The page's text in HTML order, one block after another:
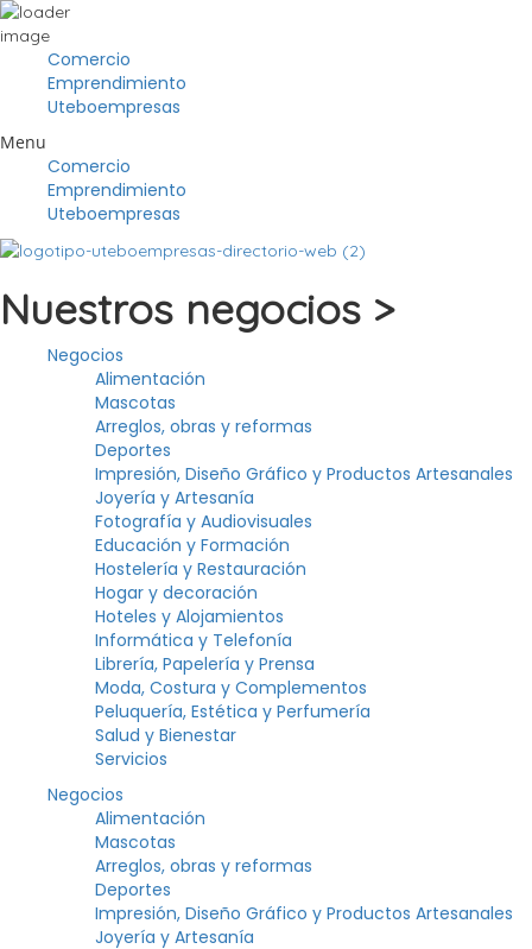
Comercio
Emprendimiento
Uteboempresas
Menu
Comercio
Emprendimiento
Uteboempresas
Nuestros negocios >
Negocios
Alimentación
Mascotas
Arreglos, obras y reformas
Deportes
Impresión, Diseño Gráfico y Productos Artesanales
Joyería y Artesanía
Fotografía y Audiovisuales
Educación y Formación
Hostelería y Restauración
Hogar y decoración
Hoteles y Alojamientos
Informática y Telefonía
Librería, Papelería y Prensa
Moda, Costura y Complementos
Peluquería, Estética y Perfumería
Salud y Bienestar
Servicios
Negocios
Alimentación
Mascotas
Arreglos, obras y reformas
Deportes
Impresión, Diseño Gráfico y Productos Artesanales
Joyería y Artesanía